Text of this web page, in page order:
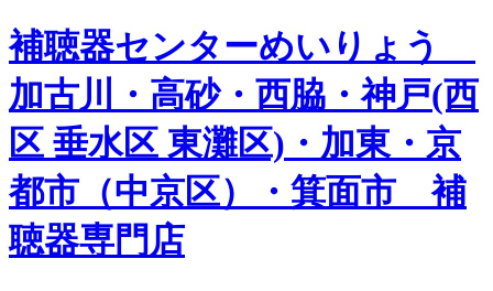
補聴器センターめいりょう
加古川・高砂・西脇・神戸(西
区 垂水区 東灘区)・加東・京
都市（中京区）・箕面市 補
聴器専門店